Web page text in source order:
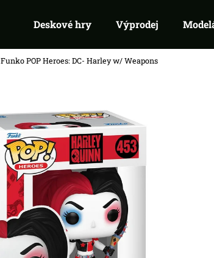
Deskové hry Výprodej
Funko POP Heroes: DC- Harley w/ Weapons
Co
RIFTBOUND: